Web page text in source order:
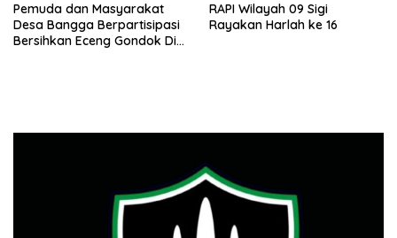
Pemuda dan Masyarakat
Desa Bangga Berpartisipasi
Bersihkan Eceng Gondok Di
RAPI Wilayah 09 Sigi
Rayakan Harlah ke 16